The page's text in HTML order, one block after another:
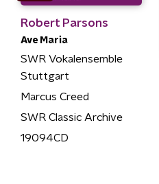
Robert Parsons
Ave Maria
SWR Vokalensemble
Stuttgart
Marcus Creed
SWR Classic Archive
19094CD